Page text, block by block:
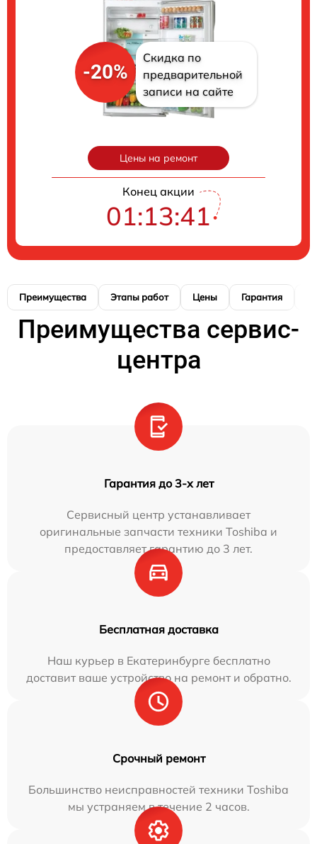
-20%
Скидка по
предварительной
записи на сайте
Цены на ремонт
Конец акции
01:13:40
Преимущества Этапы работ Цены Гарантия
Преимущества сервис-
центра
Гарантия до 3-х лет
Сервисный центр устанавливает
оригинальные запчасти техники Toshiba и
предоставляет гарантию до 3 лет.
Бесплатная доставка
Наш курьер в Екатеринбурге бесплатно
доставит ваше устройство на ремонт и обратно.
Срочный ремонт
Большинство неисправностей техники Toshiba
мы устраняем в течение 2 часов.